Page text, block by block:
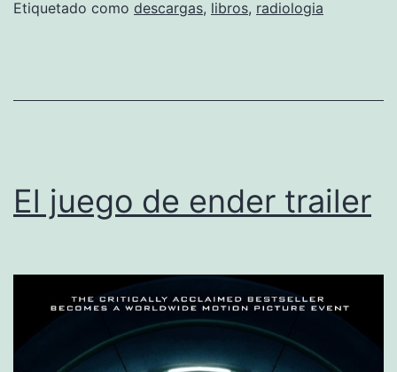
E
A
A
S
E
L
I
Etiquetado como descargas, libros, radiologia
El juego de ender trailer